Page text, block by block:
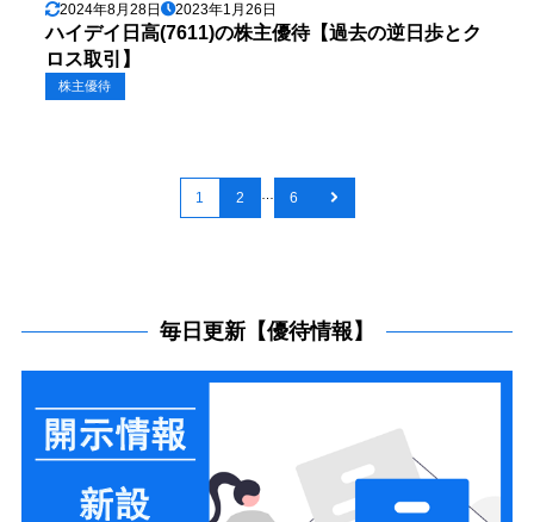
2024年8月28日 2023年1月26日
ハイデイ日高(7611)の株主優待【過去の逆日歩とク
ロス取引】
株主優待
1 2 6
毎日更新【優待情報】